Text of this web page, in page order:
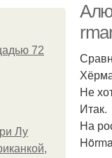
72
Лу
Не
Итак.
На